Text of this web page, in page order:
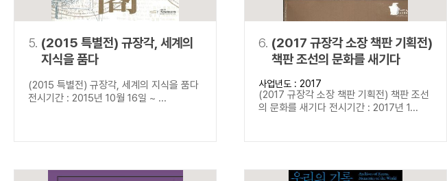
5. (2015 특별전) 규장각, 세계의
지식을 품다
(2015 특별전) 규장각, 세계의 지식을 품다
전시기간 : 2015년 10월 16일 ~ ...
6. (2017 규장각 소장 책판 기획전)
책판 조선의 문화를 새기다
사업년도 : 2017
(2017 규장각 소장 책판 기획전) 책판 조선
의 문화를 새기다 전시기간 : 2017년 1...